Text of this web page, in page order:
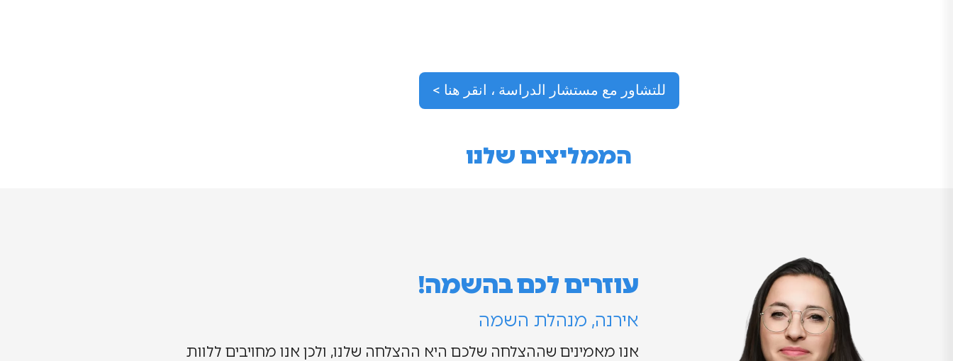
للتشاور مع مستشار الدراسة ، انقر هنا >
הממליצים שלנו
עוזרים לכם בהשמה!
אירנה, מנהלת השמה
אנו מאמינים שההצלחה שלכם היא ההצלחה שלנו, ולכן אנו מחויבים ללוות